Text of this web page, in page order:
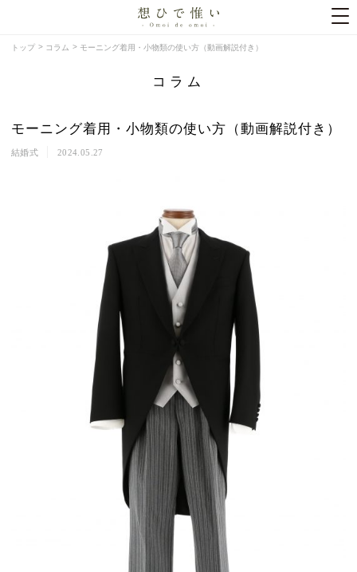
トップ コラム モーニング着用・小物類の使い方（動画解説付き）
コラム
モーニング着用・小物類の使い方（動画解説付き）
結婚式 2024.05.27